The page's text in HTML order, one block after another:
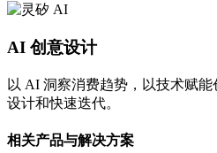
AI 创意设计
以 AI 洞察消费趋势，以技术赋
设计和快速迭代。
相关产品与解决方案